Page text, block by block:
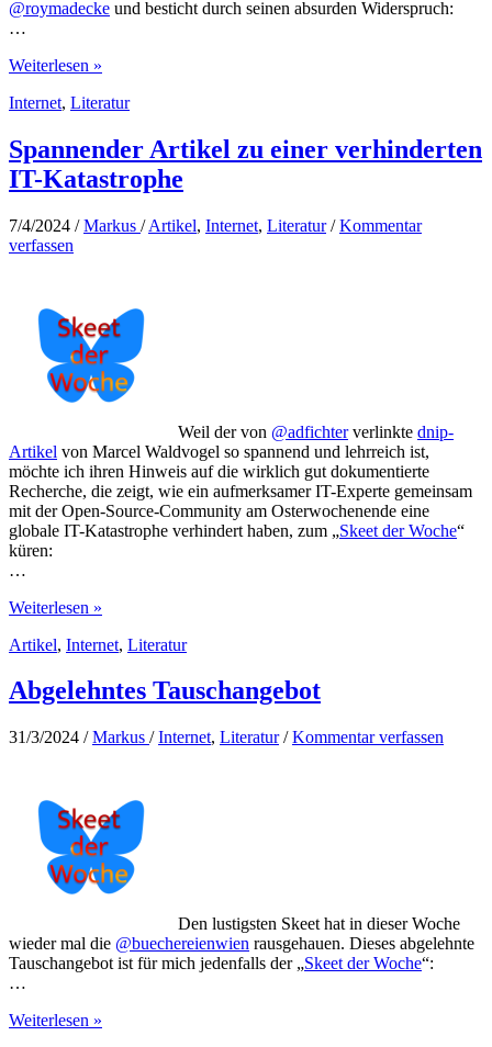
@roymadecke und besticht durch seinen absurden Widerspruch:
…
Absurder
Weiterlesen »
Internet, Literatur
Spannender Artikel zu einer verhinderten
IT-Katastrophe
7/4/2024 /Markus /Artikel, Internet, Literatur/Kommentar
verfassen
Weil der von @adfichterverlinkte dnip-
Artikel von Marcel Waldvogel so spannend und lehrreich ist,
möchte ich ihren Hinweis auf die wirklich gut dokumentierte
Recherche, die zeigt, wie ein aufmerksamer IT-Experte gemeinsam
mit der Open-Source-Community am Osterwochenende eine
globale IT-Katastrophe verhindert haben, zum „Skeet der Woche“
küren:
…
Spannender
zu
verhinderten
IT-
Weiterlesen »
Artikel, Internet, Literatur
Abgelehntes Tauschangebot
31/3/2024 /Markus /Internet, Literatur/Kommentar verfassen
Den lustigsten Skeet hat in dieser Woche
wieder mal die @buechereienwien rausgehauen. Dieses abgelehnte
Tauschangebot ist für mich jedenfalls der „Skeet der Woche“:
…
Abgelehntes
Weiterlesen »